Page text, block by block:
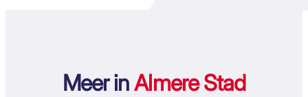
Meer inAlmere Stad